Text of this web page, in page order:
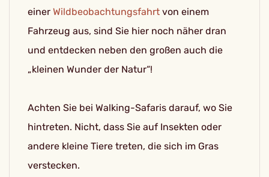
einer Wildbeobachtungsfahrt von einem
Fahrzeug aus, sind Sie hier noch näher dran
und entdecken neben den großen auch die
„kleinen Wunder der Natur“!
Achten Sie bei Walking-Safaris darauf, wo Sie
hintreten. Nicht, dass Sie auf Insekten oder
andere kleine Tiere treten, die sich im Gras
verstecken.